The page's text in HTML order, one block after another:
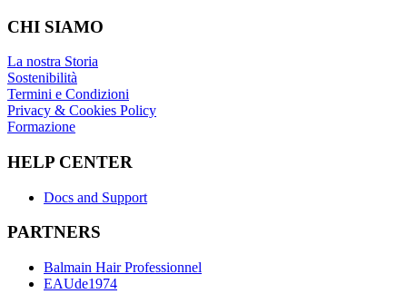
CHI SIAMO
La nostra Storia
Sostenibilità
Termini e Condizioni
Privacy & Cookies Policy
Formazione
HELP CENTER
Docs and Support
PARTNERS
Balmain Hair Professionnel
EAUde1974